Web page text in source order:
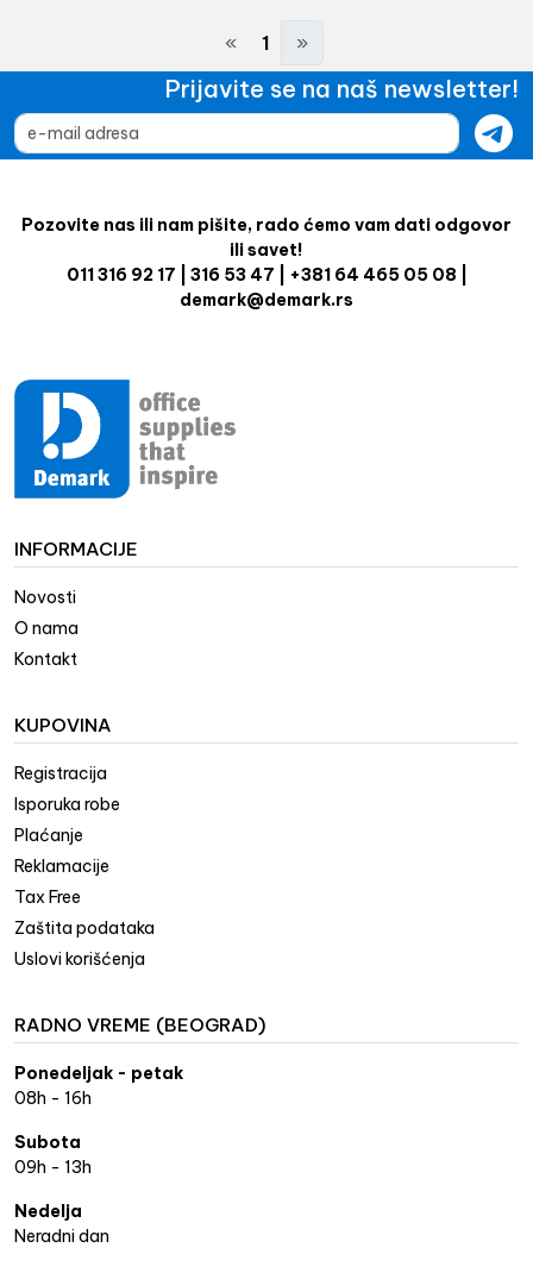
« 1 »
Prijavite se na naš newsletter!
Pozovite nas ili nam pišite, rado ćemo vam dati odgovor
ili savet!
011 316 92 17 | 316 53 47 | +381 64 465 05 08 |
demark@demark.rs
INFORMACIJE
Novosti
O nama
Kontakt
KUPOVINA
Registracija
Isporuka robe
Plaćanje
Reklamacije
Tax Free
Zaštita podataka
Uslovi korišćenja
RADNO VREME (BEOGRAD)
Ponedeljak - petak
08h - 16h
Subota
09h - 13h
Nedelja
Neradni dan